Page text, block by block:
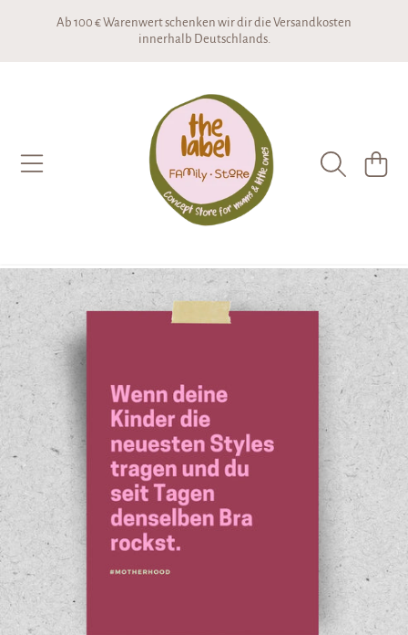
DIREKT ZUM INHALT
Ab 100 € Warenwert schenken wir dir die Versandkosten
innerhalb Deutschlands.
DIREKT ZU DEN PRODUKTINFORMATIONEN